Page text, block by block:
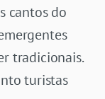
cantos do
tradicionais.
turistas